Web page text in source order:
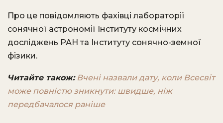
Про це повідомляють фахівці лабораторії
сонячної астрономії Інституту космічних
досліджень РАН та Інституту сонячно-земної
фізики.
Читайте також: Вчені назвали дату, коли Всесвіт
може повністю зникнути: швидше, ніж
передбачалося раніше